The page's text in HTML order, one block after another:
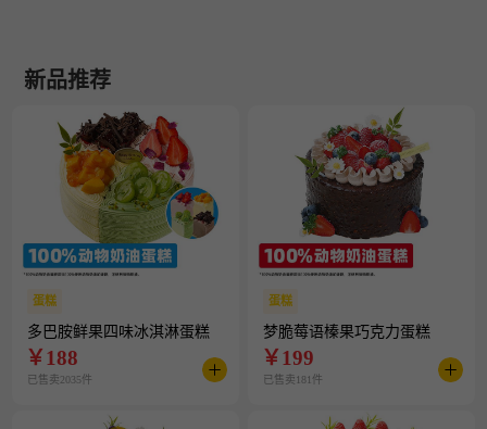
新品推荐
蛋糕
多巴胺鲜果四味冰淇淋蛋糕
￥188
已售卖2035件
蛋糕
梦脆莓语榛果巧克力蛋糕
￥199
已售卖181件